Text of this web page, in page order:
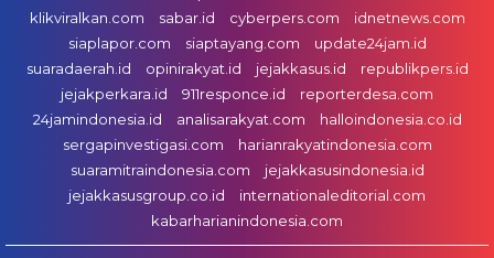
klikviralkan.com
sabar.id cyberpers.com
idnetnews.com
siaplapor.com
siaptayang.com
update24jam.id
suaradaerah.id
opinirakyat.id jejakkasus.id
republikpers.id
jejakperkara.id
911responce.id
reporterdesa.com
24jamindonesia.id
analisarakyat.com
halloindonesia.co.id
sergapinvestigasi.com
harianrakyatindonesia.com
suaramitraindonesia.com
jejakkasusindonesia.id
jejakkasusgroup.co.id
internationaleditorial.com
kabarharianindonesia.com